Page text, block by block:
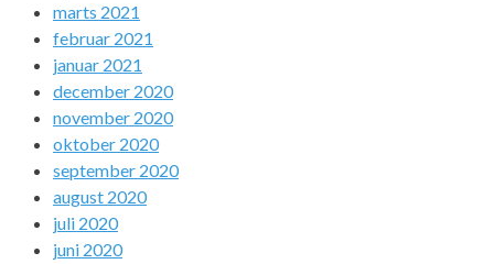
marts 2021
februar 2021
januar 2021
december 2020
november 2020
oktober 2020
september 2020
august 2020
juli 2020
juni 2020